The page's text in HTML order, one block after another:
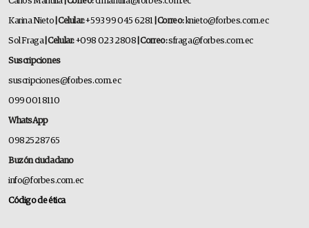
Karina Nieto | Celular:+593 99 045 6281 | Correo:knieto@forbes.com.ec
Sol Fraga| Celular:+098 023 2808 | Correo:sfraga@forbes.com.ec
Suscripciones
suscripciones@forbes.com.ec
099 001 8110
WhatsApp
0982528765
Buzón ciudadano
info@forbes.com.ec
Código de ética